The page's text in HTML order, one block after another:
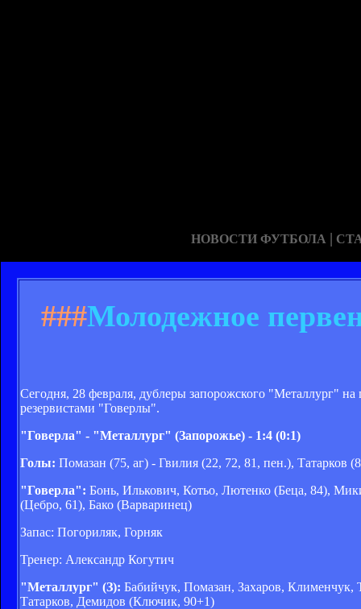
НОВОСТИ ФУТБОЛА |
###Молодежное
Сегодня, 28 февраля, дублеры запорожского "Металлург"
резервистами "Говерлы".
"Говерла" - "Металлург" (Запорожье) - 1:4 (0:1)
Голы: Помазан (75, аг) - Гвилия (22, 72, 81, пен.), Татарков
"Говерла": Бонь, Илькович, Котьо, Лютенко (Беца, 84),
(Цебро, 61), Бако (Варваринец)
Запас: Погориляк, Горняк
Тренер: Александр Когутич
"Металлург" (З): Бабийчук, Помазан, Захаров,
Татарков, Демидов (Ключик, 90+1)